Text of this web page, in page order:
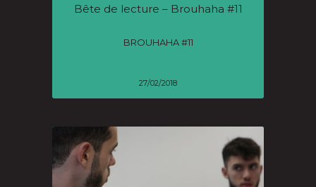
Bête de lecture – Brouhaha #11
BROUHAHA #11
27/02/2018